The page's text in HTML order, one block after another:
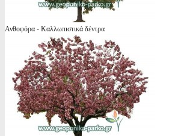
Ανθοφόρα - Καλλωπιστικά δέντρα